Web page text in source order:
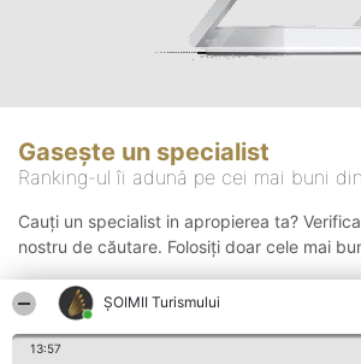
ȘOIMII Turismului
13:57
Gasește un specialist
Ranking-ul îi adună pe cei mai buni
Cauți un specialist in apropierea ta?
nostru de căutare. Folosiți doar cele mai